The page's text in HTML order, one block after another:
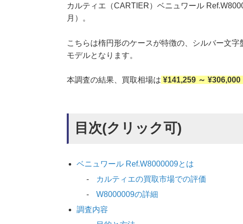
カルティエ（CARTIER）ベニュワール
月）。
こちらは楕円形のケースが特徴の、シルバー文
モデルとなります。
本調査の結果、買取相場は ¥141,259 ～ ¥306,000
目次(クリック可)
ベニュワール Ref.W8000009とは
カルティエの買取市場での評価
W8000009の詳細
調査内容